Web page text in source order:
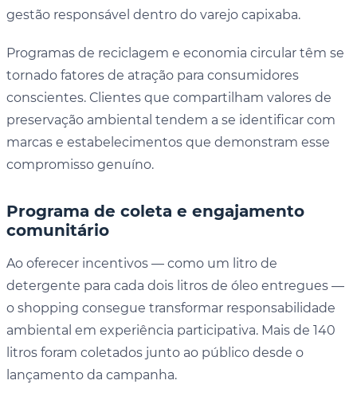
gestão responsável dentro do varejo capixaba.
Programas de reciclagem e economia circular têm se
tornado fatores de atração para consumidores
conscientes. Clientes que compartilham valores de
preservação ambiental tendem a se identificar com
marcas e estabelecimentos que demonstram esse
compromisso genuíno.
Programa de coleta e engajamento
comunitário
Ao oferecer incentivos — como um litro de
detergente para cada dois litros de óleo entregues —
o shopping consegue transformar responsabilidade
ambiental em experiência participativa. Mais de 140
litros foram coletados junto ao público desde o
lançamento da campanha.